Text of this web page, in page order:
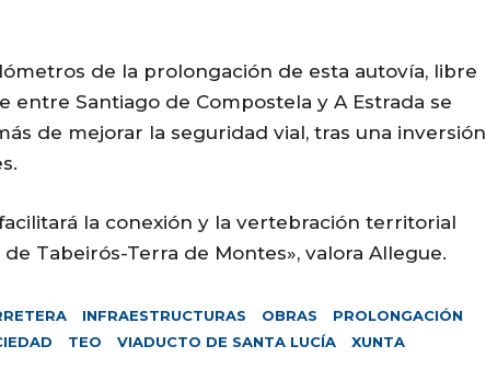
de la prolongación de esta autovía, libre
entre Santiago de Compostela y A Estrada se
de mejorar la seguridad vial, tras una inversión
la conexión y la vertebración territorial
Tabeirós-Terra de Montes», valora Allegue.
INFRAESTRUCTURAS OBRAS
PROLONGACIÓN
TEO VIADUCTO DE SANTA LUCÍA XUNTA